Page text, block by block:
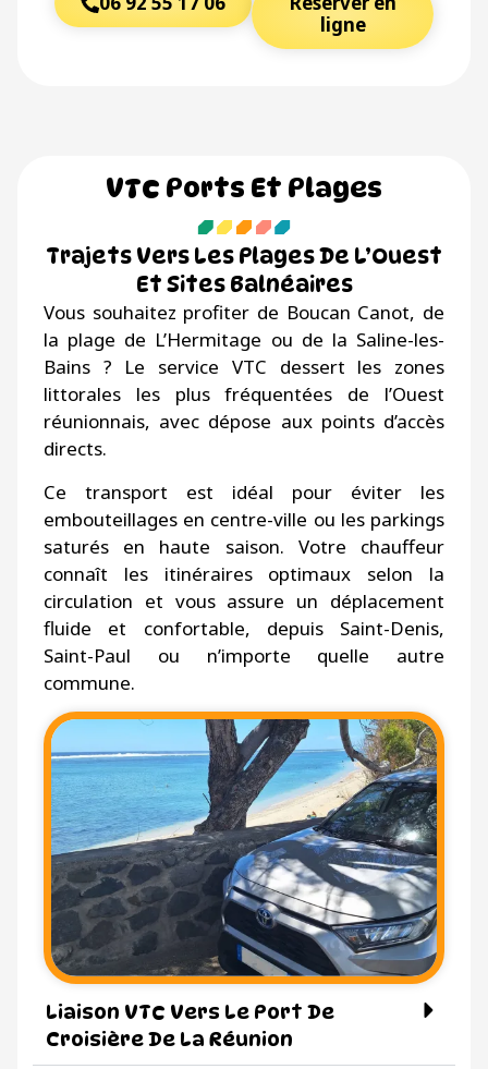
ligne
VTC Ports Et Plages
Trajets Vers Les Plages De L’Ouest
Et Sites Balnéaires
Vous souhaitez profiter de Boucan Canot, de
la plage de L’Hermitage ou de la Saline-les-
Bains ? Le service VTC dessert les zones
littorales les plus fréquentées de l’Ouest
réunionnais, avec dépose aux points d’accès
directs.
Ce transport est idéal pour éviter les
embouteillages en centre-ville ou les parkings
saturés en haute saison. Votre chauffeur
connaît les itinéraires optimaux selon la
circulation et vous assure un déplacement
fluide et confortable, depuis Saint-Denis,
Saint-Paul ou n’importe quelle autre
commune.
Liaison VTC Vers Le Port De
Croisière De La Réunion